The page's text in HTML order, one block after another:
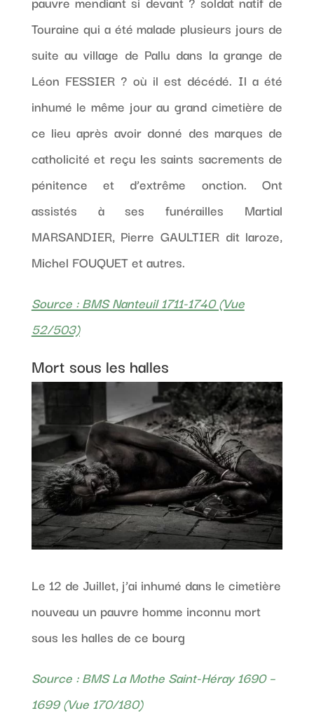
Touraine qui a été malade plusieurs jours de
suite au village de Pallu dans la grange de
Léon FESSIER ? où il est décédé. Il a été
inhumé le même jour au grand cimetière de
ce lieu après avoir donné des marques de
catholicité et reçu les saints sacrements de
pénitence et d’extrême onction. Ont
assistés à ses funérailles Martial
MARSANDIER, Pierre GAULTIER dit laroze,
Michel FOUQUET et autres.
Source : BMS Nanteuil 1711-1740 (Vue
52/503)
Mort sous les halles
Le 12 de Juillet, j’ai inhumé dans le cimetière
nouveau un pauvre homme inconnu mort
sous les halles de ce bourg
Source : BMS La Mothe Saint-Héray 1690 –
1699 (Vue 170/180)